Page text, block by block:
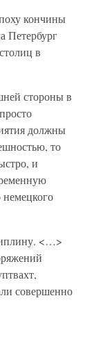
кончины
Петербург
в
стороны в
должны
то
и
<…>
совершенно